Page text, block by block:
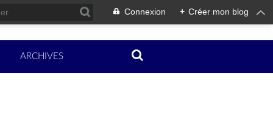
Connexion + Créer mon blog
ARCHIVES